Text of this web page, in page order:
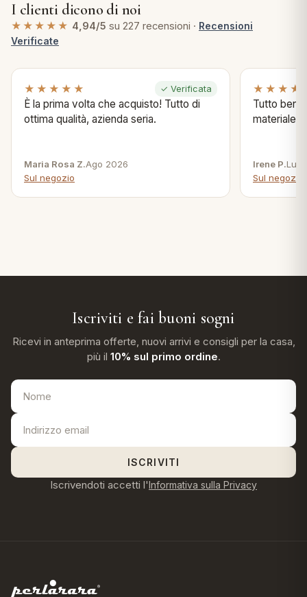
I clienti dicono di noi
★★★★★ 4,94/5 su 227 recensioni · Recensioni
Verificate
★★★★★ ✓ Verificata
È la prima volta che acquisto! Tutto di
ottima qualità, azienda seria.
Maria Rosa Z.Ago 2026
Sul negozio
Tutto bene
materiale .
Irene P.Lug
Sul negozio
Iscriviti e fai buoni sogni
Ricevi in anteprima offerte, nuovi arrivi e consigli per la casa,
più il 10% sul primo ordine.
ISCRIVITI
Iscrivendoti accetti l'Informativa sulla Privacy